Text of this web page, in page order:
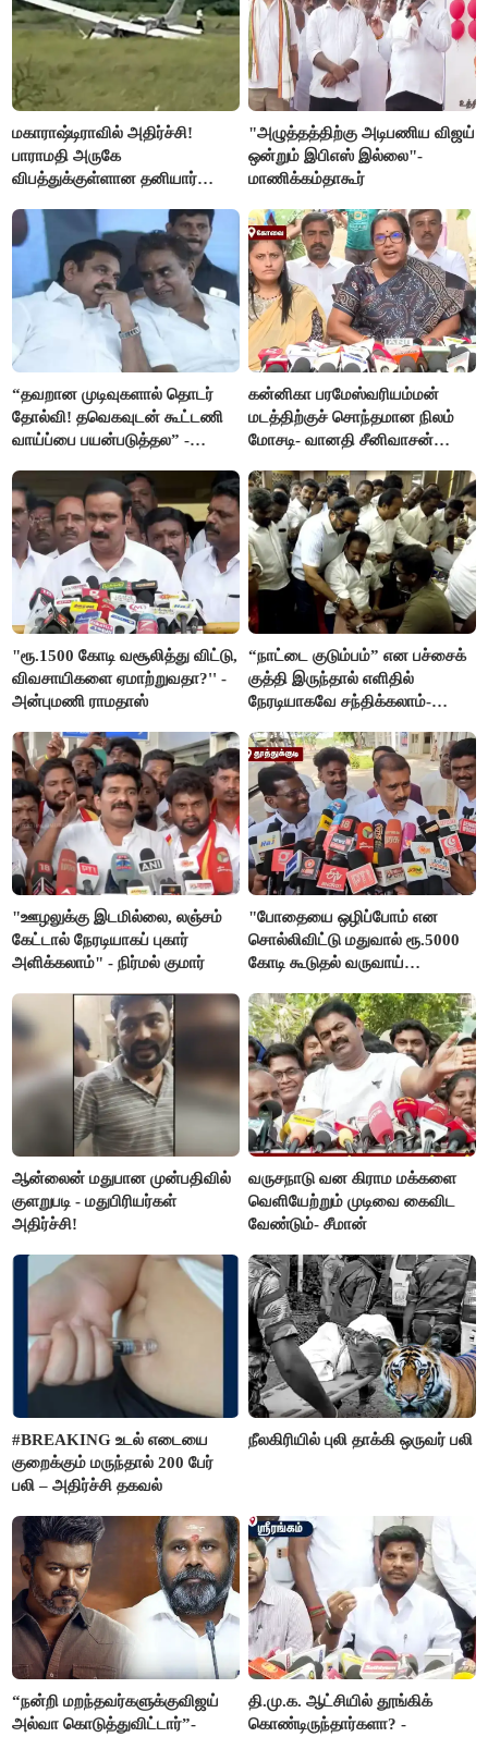
மகாராஷ்டிராவில் அதிர்ச்சி!
பாராமதி அருகே
விபத்துக்குள்ளான தனியார்
"அழுத்தத்திற்கு அடிபணிய விஜய்
ஒன்றும் இபிஎஸ் இல்லை"-
மாணிக்கம்தாகூர்
“தவறான முடிவுகளால் தொடர்
தோல்வி! தவெகவுடன் கூட்டணி
வாய்ப்பை பயன்படுத்தல” -
கன்னிகா பரமேஸ்வரியம்மன்
மடத்திற்குச் சொந்தமான நிலம்
மோசடி- வானதி சீனிவாசன்
"ரூ.1500 கோடி வசூலித்து விட்டு,
விவசாயிகளை ஏமாற்றுவதா?'' -
அன்புமணி ராமதாஸ்
“நாட்டை குடும்பம்” என பச்சைக்
குத்தி இருந்தால் எளிதில்
நேரடியாகவே சந்திக்கலாம்-
"ஊழலுக்கு இடமில்லை, லஞ்சம்
கேட்டால் நேரடியாகப் புகார்
அளிக்கலாம்" - நிர்மல் குமார்
"போதையை ஒழிப்போம் என
சொல்லிவிட்டு மதுவால் ரூ.5000
கோடி கூடுதல் வருவாய்
மார்க்கண்டேயன்
ஆன்லைன் மதுபான முன்பதிவில்
குளறுபடி - மதுபிரியர்கள்
அதிர்ச்சி!
வருசநாடு வன கிராம மக்களை
வெளியேற்றும் முடிவை கைவிட
வேண்டும்- சீமான்
#BREAKING உடல் எடையை
குறைக்கும் மருந்தால் 200 பேர்
பலி – அதிர்ச்சி தகவல்
நீலகிரியில் புலி தாக்கி ஒருவர் பலி
“நன்றி மறந்தவர்களுக்குவிஜய்
அல்வா கொடுத்துவிட்டார்”-
தி.மு.க. ஆட்சியில் தூங்கிக்
கொண்டிருந்தார்களா? -